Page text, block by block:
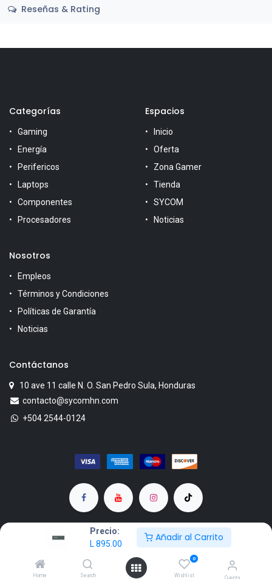
Precio:
L 895.00
Añadir al Carrito
Home Search
0
Wishlist Cuenta
Reseñas & Rating
Categorías
Gaming
Energía
Perifericos
Laptops
Componentes
Procesadores
Espacios
Inicio
Oferta
Zona Gamer
Tienda
SYCOM
Noticias
Nosotros
Empleos
Términos y Condiciones
Políticas de Garantía
Noticias
Contáctanos
10 ave 11 calle N. O. San Pedro Sula, Honduras
contacto@sycomhn.com
+504 2544-0124
Powered by KenoCia